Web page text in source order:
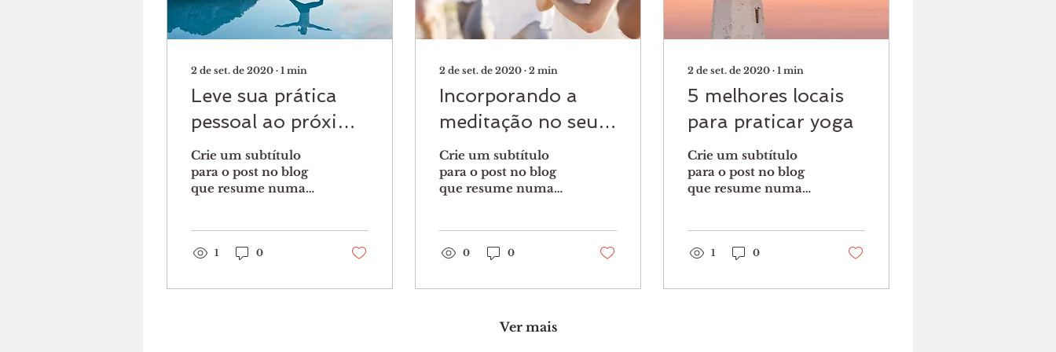
2 de set. de 2020 ∙ 1 min
Leve sua prática
pessoal ao próximo
nível
Crie um subtítulo
para o post no blog
que resume numa
continuar a ler....
1 0
2 de set. de 2020 ∙ 2 min
Incorporando a
meditação no seu
estúdio
Crie um subtítulo
para o post no blog
que resume numa
continuar a ler....
0 0
2 de set. de 2020 ∙ 1 min
5 melhores locais
para praticar yoga
Crie um subtítulo
para o post no blog
que resume numa
continuar a ler....
1 0
Ver mais